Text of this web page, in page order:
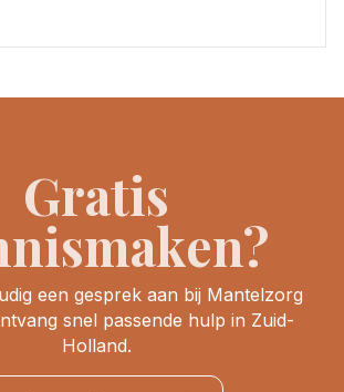
Gratis
een gesprek aan bij Mantelzorg
snel passende hulp in Zuid-
Holland.